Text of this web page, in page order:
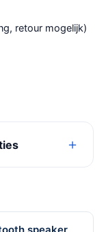
retour mogelijk)